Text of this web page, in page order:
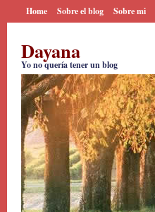
Home Sobre el blog Sobre mi
Dayana
Yo no quería tener un blog